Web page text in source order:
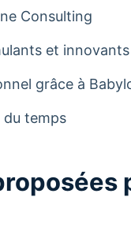
Consulting
et innovants
grâce à
du temps